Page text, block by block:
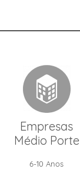
Empresas
Médio Porte
6-10 Anos